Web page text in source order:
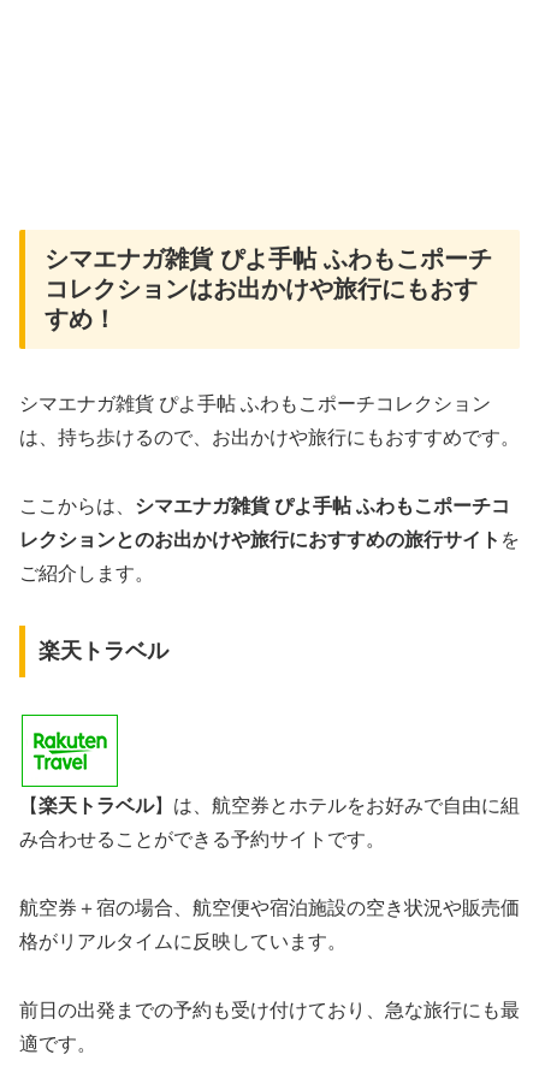
シマエナガ雑貨 ぴよ手帖 ふわもこポーチ
コレクションはお出かけや旅行にもおす
すめ！
シマエナガ雑貨 ぴよ手帖 ふわもこポーチコレクション
は、持ち歩けるので、お出かけや旅行にもおすすめです。
ここからは、 シマエナガ雑貨 ぴよ手帖 ふわもこポーチコ
レクションとのお出かけや旅行におすすめの旅行サイト を
ご紹介します。
楽天トラベル
【楽天トラベル】は、航空券とホテルをお好みで自由に組
み合わせることができる予約サイトです。
航空券＋宿の場合、航空便や宿泊施設の空き状況や販売価
格がリアルタイムに反映しています。
前日の出発までの予約も受け付けており、急な旅行にも最
適です。